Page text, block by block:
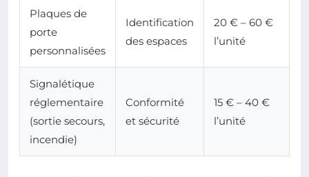
Plaques de
porte
personnalisées
Identification
des espaces
20 € – 60 €
l’unité
Signalétique
réglementaire
(sortie secours,
incendie)
Conformité
et sécurité
15 € – 40 €
l’unité